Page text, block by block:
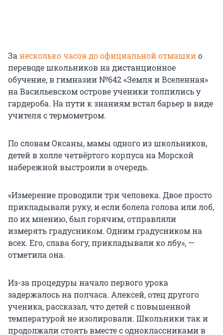
За несколько часов до официальной отмашкио
переводе школьников на дистанционное
обучение, в гимназии №642 «Земля и Вселенная»
на Васильевском острове ученики толпились у
гардероба. На пути к знаниям встал барьер в виде
учителя с термометром.
По словам Оксаны, мамы одного из школьников,
детей в холле четвёртого корпуса на Морской
набережной выстроили в очередь.
«Измерение проводили три человека. Двое просто
прикладывали руку, и если болела голова или лоб,
по их мнению, был горячим, отправляли
измерять градусником. Одним градусником на
всех. Его, слава богу, прикладывали ко лбу», —
отметила она.
Из-за процедуры начало первого урока
задержалось на полчаса. Алексей, отец другого
ученика, рассказал, что детей с повышенной
температурой не изолировали. Школьники так и
продолжали стоять вместе с одноклассниками в